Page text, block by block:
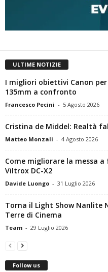
ULTIME NOTIZIE
I migliori obiettivi Canon
135mm a confronto
Francesco Pecini - 5 Agosto 2026
Cristina de Middel: Realtà
Matteo Monzali - 4 Agosto 2026
Come migliorare la messa
Viltrox DC-X2
Davide Luongo - 31 Luglio 2026
Torna il Light Show Nanlite
Terre di Cinema
Team - 29 Luglio 2026
Follow us